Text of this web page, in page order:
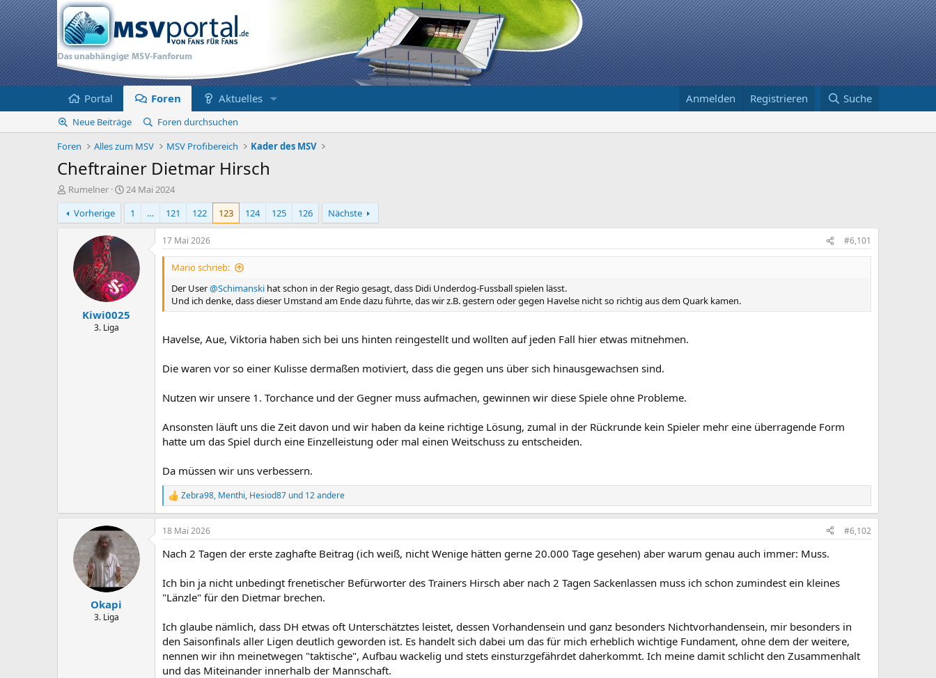
Portal Foren Aktuelles Anmelden Registrieren Suche
Neue Beiträge
Foren durchsuchen
Foren
Alles zum MSV MSV Profibereich Kader des MSV
Cheftrainer Dietmar Hirsch
E
r
s
t
Rumelner
E
r
t
e
t
a
24 Mai 2024
Vorherige
1 … 121 122 123 124 125 126 Nächste
Kiwi0025
3. Liga
17 Mai 2026 #6,101
Mario schrieb:
Der User@Schimanski hat schon in der Regio gesagt, dass Didi Underdog-Fussball spielen lässt.
Und ich denke, dass dieser Umstand am Ende dazu führte, das wir z.B. gestern oder gegen Havelse nicht so richtig aus dem Quark kamen.
Havelse, Aue, Viktoria haben sich bei uns hinten reingestellt und wollten auf jeden Fall hier etwas mitnehmen.
Die waren vor so einer Kulisse dermaßen motiviert, dass die gegen uns über sich hinausgewachsen sind.
Nutzen wir unsere 1. Torchance und der Gegner muss aufmachen, gewinnen wir diese Spiele ohne Probleme.
Ansonsten läuft uns die Zeit davon und wir haben da keine richtige Lösung, zumal in der Rückrunde kein Spieler mehr eine überragende Form
hatte um das Spiel durch eine Einzelleistung oder mal einen Weitschuss zu entscheiden.
Da müssen wir uns verbessern.
R
e
a
k
i
n
e
n
Zebra98, Menthi, Hesiod87 und 12 andere
Okapi
3. Liga
18 Mai 2026 #6,102
Nach 2 Tagen der erste zaghafte Beitrag (ich weiß, nicht Wenige hätten gerne 20.000 Tage gesehen) aber warum genau auch immer: Muss.
Ich bin ja nicht unbedingt frenetischer Befürworter des Trainers Hirsch aber nach 2 Tagen Sackenlassen muss ich schon zumindest ein kleines
"Länzle" für den Dietmar brechen.
Ich glaube nämlich, dass DH etwas oft Unterschätztes leistet, dessen Vorhandensein und ganz besonders Nichtvorhandensein, mir besonders in
den Saisonfinals aller Ligen deutlich geworden ist. Es handelt sich dabei um das für mich erheblich wichtige Fundament, ohne dem der weitere,
nennen wir ihn meinetwegen "taktische", Aufbau wackelig und stets einsturzgefährdet daherkommt. Ich meine damit schlicht den Zusammenhalt
und das Miteinander innerhalb der Mannschaft.